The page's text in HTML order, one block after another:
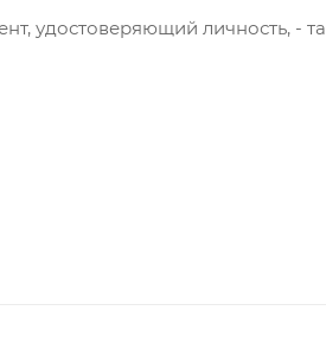
удостоверяющий личность, -